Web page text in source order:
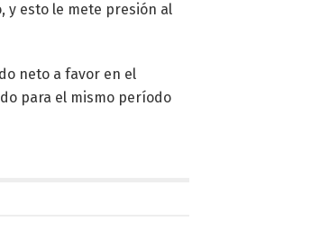
y esto le mete presión al
neto a favor en el
para el mismo período